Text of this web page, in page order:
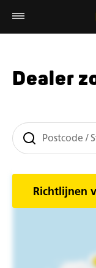
Dealer
Richtlijnen